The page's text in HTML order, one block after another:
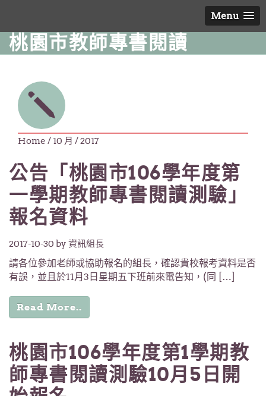
Menu
桃園市教師專書閱讀
Home / 10 月 / 2017
公告「桃園市106學年度第
一學期教師專書閱讀測驗」
報名資料
2017-10-30 by 資訊組長
請各位參加老師或協助報名的組長，確認貴校報考資料是否
有誤，並且於11月3日星期五下班前來電告知，(同 […]
Read More..
桃園市106學年度第1學期教
師專書閱讀測驗10月5日開